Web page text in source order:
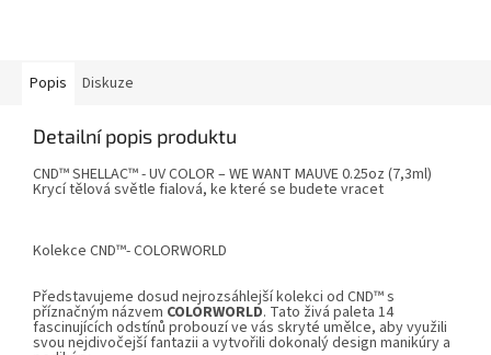
Popis Diskuze
Detailní popis produktu
CND™ SHELLAC™ - UV COLOR – WE WANT MAUVE 0.25oz (7,3ml)
Krycí tělová světle fialová, ke které se budete vracet
Kolekce CND™- COLORWORLD
Představujeme dosud nejrozsáhlejší kolekci od CND™ s
příznačným názvem COLORWORLD. Tato živá paleta 14
fascinujících odstínů probouzí ve vás skryté umělce, aby využili
svou nejdivočejší fantazii a vytvořili dokonalý design manikúry a